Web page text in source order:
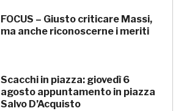
FOCUS – Giusto criticare Massi,
ma anche riconoscerne i meriti
Scacchi in piazza: giovedì 6
agosto appuntamento in piazza
Salvo D’Acquisto